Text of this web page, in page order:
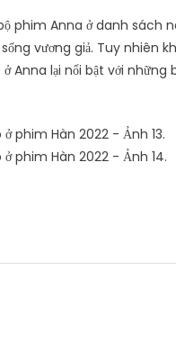
phim Anna ở danh sách
vương giả. Tuy nhiên
Anna lại nổi bật với